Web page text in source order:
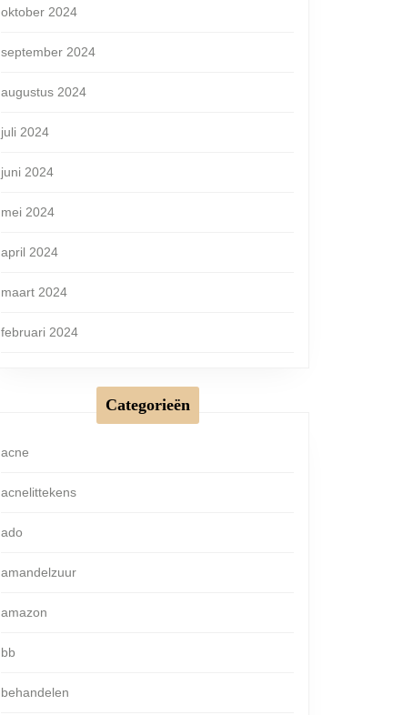
oktober 2024
september 2024
augustus 2024
juli 2024
juni 2024
mei 2024
april 2024
maart 2024
februari 2024
Categorieën
acne
acnelittekens
ado
amandelzuur
amazon
bb
behandelen